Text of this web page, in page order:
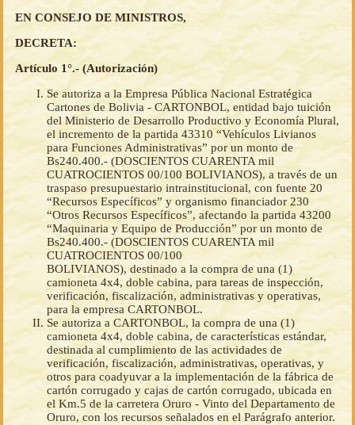
EN CONSEJO DE MINISTROS,
DECRETA:
Artículo 1°.- (Autorización)
Se autoriza a la Empresa Pública Nacional Estratégica
Cartones de Bolivia - CARTONBOL, entidad bajo tuición
del Ministerio de Desarrollo Productivo y Economía Plural,
el incremento de la partida 43310 “Vehículos Livianos
para Funciones Administrativas” por un monto de
Bs240.400.- (DOSCIENTOS CUARENTA mil
CUATROCIENTOS 00/100 BOLIVIANOS), a través de un
traspaso presupuestario intrainstitucional, con fuente 20
“Recursos Específicos” y organismo financiador 230
“Otros Recursos Específicos”, afectando la partida 43200
“Maquinaria y Equipo de Producción” por un monto de
Bs240.400.- (DOSCIENTOS CUARENTA mil
CUATROCIENTOS 00/100
BOLIVIANOS), destinado a la compra de una (1)
camioneta 4x4, doble cabina, para tareas de inspección,
verificación, fiscalización, administrativas y operativas,
para la empresa CARTONBOL.
Se autoriza a CARTONBOL, la compra de una (1)
camioneta 4x4, doble cabina, de características estándar,
destinada al cumplimiento de las actividades de
verificación, fiscalización, administrativas, operativas, y
otros para coadyuvar a la implementación de la fábrica de
cartón corrugado y cajas de cartón corrugado, ubicada en
el Km.5 de la carretera Oruro - Vinto del Departamento de
Oruro, con los recursos señalados en el Parágrafo anterior.